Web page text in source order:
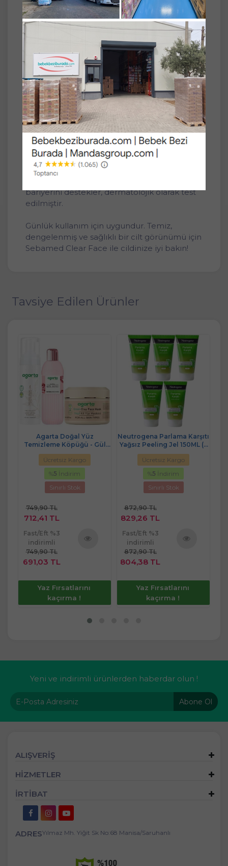
SET
Sebamed Clear Face Kompakt Yüz
Temizleme Barı Sabun Sivilceye Yatkın Cilt
100GR (4 Lü Set)
Sebamed Clear Face Kompakt Temizleme
Barı, sivilceye yatkın ve problemli ciltler için
özel olarak formüle edilmiştir. Sabun içermez;
cildi kurutmadan nazikçe temizler ve
gözenekleri derinlemesine arındırır.
Antibakteriyel etkisiyle ciltteki fazla yağı ve
kirleri uzaklaştırarak yeni sivilce oluşumunu
bariyerini destekler, dermatolojik olarak test
edilmiştir.
Günlük kullanım için uygundur. Temiz,
dengelenmiş ve sağlıklı bir cilt görünümü için
Sebamed Clear Face ile cildinize iyi bakın!
Tavsiye Edilen Ürünler
Agarta Doğal Yüz
Temizleme Köpüğü - Gül
Suyu - Yeşil Kil Yüz Maskesi
Karma (3 Lü Set) Bakım
Paketi
Ücretsiz Kargo
%5 İndirim
Sınırlı Stok
749,90 TL
712,41 TL
Fast/Eft %3
indirimli
749,90 TL
691,03 TL
Yaz Fırsatlarını
kaçırma !
Neutrogena Parlama Karşıtı
Yağsız Peeling Jel 150ML (5
Li Set)
Ücretsiz Kargo
%5 İndirim
Sınırlı Stok
872,90 TL
829,26 TL
Fast/Eft %3
indirimli
872,90 TL
804,38 TL
Yaz Fırsatlarını
kaçırma !
Yeni ve indirimli ürünlerden haberdar olun !
Abone Ol
ALIŞVERİŞ
HİZMETLER
İRTİBAT
ADRESYılmaz Mh. Yiğit Sk No:68 Manisa/Saruhanlı